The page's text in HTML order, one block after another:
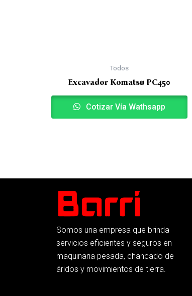
Todos
Excavador Komatsu PC450
Cotizar Vía Wathsapp
Somos una empresa que brinda
servicios eficientes y seguros en
maquinaria pesada, chancado de
áridos y movimientos de tierra.